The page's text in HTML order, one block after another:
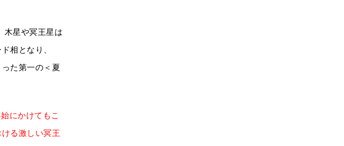
木星や冥王星は
相となり、
た第一の＜夏
にかけてもこ
る激しい冥王